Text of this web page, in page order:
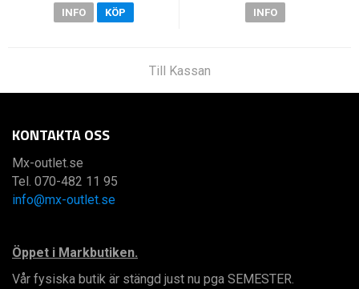
INFO KÖP INFO
Till Kassan
KONTAKTA OSS
Mx-outlet.se
Tel. 070-482 11 95
info@mx-outlet.se
Öppet i Markbutiken.
Vår fysiska butik är stängd just nu pga SEMESTER.